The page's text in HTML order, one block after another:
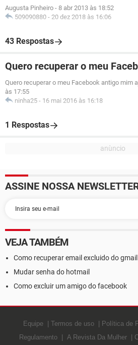
Augusta Pinheiro - 8 abr 2013 às 18:52
509090880 - 20 dez 2018 às 16:06
43 Respostas
Quero recuperar o meu
Quero recuperar o meu Facebook antigo mim
às 17:55
ninha25 - 16 mai 2016 às 16:18
1 Respostas
ASSINE NOSSA
VEJA TAMBÉM
Como recuperar email excluido do gmail
Mudar senha do hotmail
Como excluir um amigo do facebook
Equipe Termos de uso Política de
Regulamento
A Revista Da Mulher